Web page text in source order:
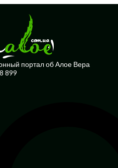
портал об Алое Вера
899